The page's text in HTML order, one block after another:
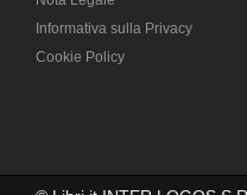
Informativa sulla Privacy
Cookie Policy